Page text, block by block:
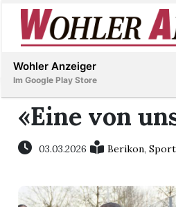
Immobilien
Inserieren
«Eine von
03.03.2026 Berikon,Sport
Wohler Anzeiger
Im Google Play Store